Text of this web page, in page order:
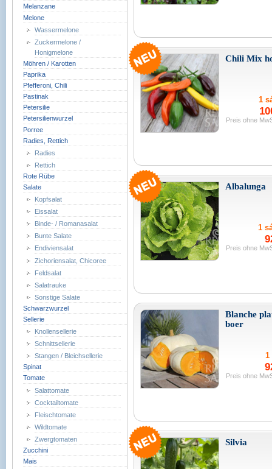
Melanzane
Melone
Wassermelone
Zuckermelone /
Honigmelone
Möhren / Karotten
Paprika
Pfefferoni, Chili
Pastinak
Petersilie
Petersilienwurzel
Porree
Radies, Rettich
Radies
Rettich
Rote Rübe
Salate
Kopfsalat
Eissalat
Binde- / Romanasalat
Bunte Salate
Endiviensalat
Zichoriensalat, Chicoree
Feldsalat
Salatrauke
Sonstige Salate
Schwarzwurzel
Sellerie
Knollensellerie
Schnittsellerie
Stangen / Bleichsellerie
Spinat
Tomate
Salattomate
Cocktailtomate
Fleischtomate
Wildtomate
Zwergtomaten
Zucchini
Mais
Chili Mix
1
Preis ohne
Albalunga
1
Preis ohne
Blanche
boer
1
Preis ohne
Silvia